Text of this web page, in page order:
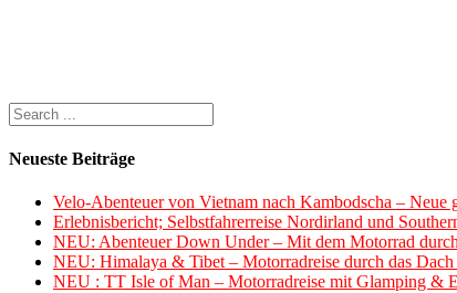
Neueste Beiträge
Velo-Abenteuer von Vietnam nach Kambodscha – Neue
Erlebnisbericht; Selbstfahrerreise Nordirland und
NEU: Abenteuer Down Under – Mit dem Motorrad
NEU: Himalaya & Tibet – Motorradreise durch das Dach
NEU : TT Isle of Man – Motorradreise mit Glamping &